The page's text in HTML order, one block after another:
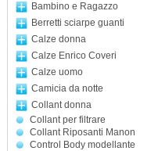
Bambino e Ragazzo
Berretti sciarpe guanti
Calze donna
Calze Enrico Coveri
Calze uomo
Camicia da notte
Collant donna
Collant per filtrare
Collant Riposanti Manon
Control Body modellante